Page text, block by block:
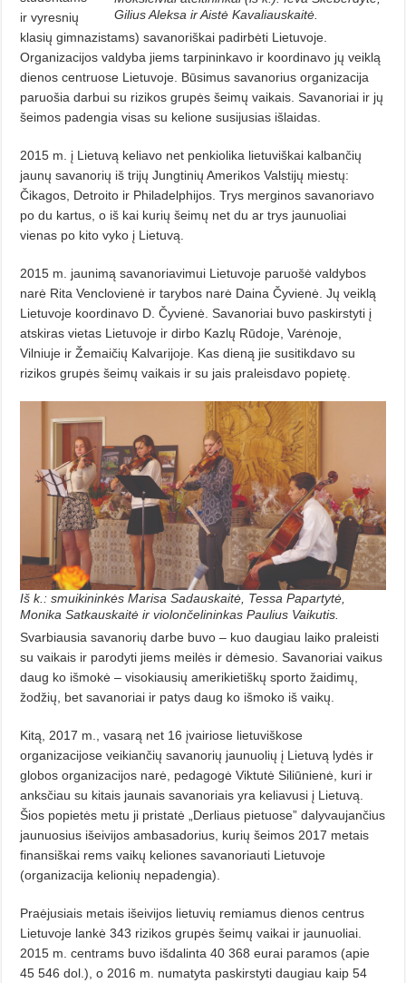
Gilius Aleksa ir Aistė Kavaliauskaitė.
ir vyresnių
klasių gimnazistams) savanoriškai padirbėti Lietuvoje.
Organizacijos valdyba jiems tarpininkavo ir koordinavo jų veiklą
dienos centruose Lietuvoje. Būsimus savanorius organizacija
paruošia darbui su rizikos grupės šeimų vaikais. Savanoriai ir jų
šeimos padengia visas su kelione susijusias išlaidas.
2015 m. į Lietuvą keliavo net penkiolika lietuviškai kalbančių
jaunų savanorių iš trijų Jungtinių Amerikos Valstijų miestų:
Čikagos, Detroito ir Philadelphijos. Trys merginos savanoriavo
po du kartus, o iš kai kurių šeimų net du ar trys jaunuoliai
vienas po kito vyko į Lietuvą.
2015 m. jaunimą savanoriavimui Lietuvoje paruošė valdybos
narė Rita Venclovienė ir tarybos narė Daina Čyvienė. Jų veiklą
Lietuvoje koordinavo D. Čyvienė. Savanoriai buvo paskirstyti į
atskiras vietas Lietuvoje ir dirbo Kazlų Rūdoje, Varėnoje,
Vilniuje ir Žemaičių Kalvarijoje. Kas dieną jie susitikdavo su
rizikos grupės šeimų vaikais ir su jais praleisdavo popietę.
Iš k.: smuikininkės Marisa Sadauskaitė, Tessa Papartytė,
Monika Satkauskaitė ir violončelininkas Paulius Vaikutis.
Svarbiausia savanorių darbe buvo – kuo daugiau laiko praleisti
su vaikais ir parodyti jiems meilės ir dėmesio. Savanoriai vaikus
daug ko išmokė – visokiausių amerikietiškų sporto žaidimų,
žodžių, bet savanoriai ir patys daug ko išmoko iš vaikų.
Kitą, 2017 m., vasarą net 16 įvairiose lietuviškose
organizacijose veikiančių savanorių jaunuolių į Lietuvą lydės ir
globos organizacijos narė, pedagogė Viktutė Siliūnienė, kuri ir
anksčiau su kitais jaunais savanoriais yra keliavusi į Lietuvą.
Šios popietės metu ji pristatė „Derliaus pietuose” dalyvaujančius
jaunuosius išeivijos ambasadorius, kurių šeimos 2017 metais
finansiškai rems vaikų keliones savanoriauti Lietuvoje
(organizacija kelionių nepadengia).
Praėjusiais metais išeivijos lietuvių remiamus dienos centrus
Lietuvoje lankė 343 rizikos grupės šeimų vaikai ir jaunuoliai.
2015 m. centrams buvo išdalinta 40 368 eurai paramos (apie
45 546 dol.), o 2016 m. numatyta paskirstyti daugiau kaip 54